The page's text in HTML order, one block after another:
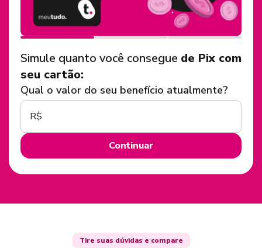
Simule quanto você consegue de Pix com
seu cartão:
Qual o valor do seu benefício atualmente?
R$
Continuar
Tire suas dúvidas e compare